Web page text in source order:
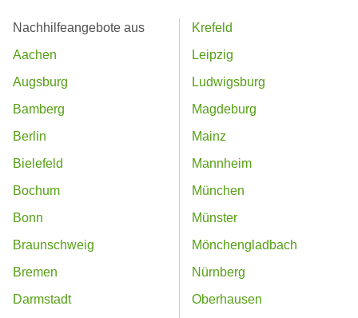
Nachhilfeangebote aus
Aachen
Augsburg
Bamberg
Berlin
Bielefeld
Bochum
Bonn
Braunschweig
Bremen
Darmstadt
Krefeld
Leipzig
Ludwigsburg
Magdeburg
Mainz
Mannheim
München
Münster
Mönchengladbach
Nürnberg
Oberhausen